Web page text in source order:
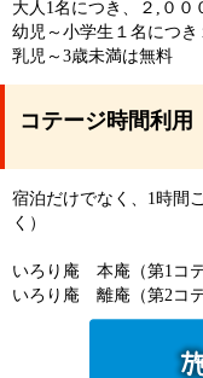
大人1名につき、２,００
幼児～小学生１名につき
乳児～3歳未満は無料
コテージ時間利用
宿泊だけでなく、1時間
く）
いろり庵 本庵（第1コ
いろり庵 離庵（第2コ